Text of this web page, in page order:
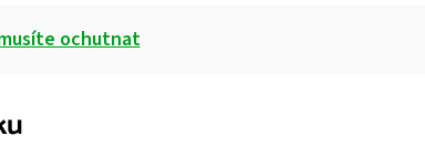
ochutnat